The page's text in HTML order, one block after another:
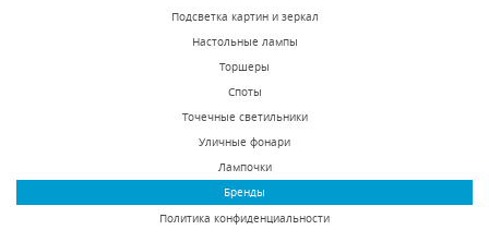
Подсветка картин и зеркал
Настольные лампы
Торшеры
Споты
Точечные светильники
Уличные фонари
Лампочки
Бренды
Политика конфиденциальности